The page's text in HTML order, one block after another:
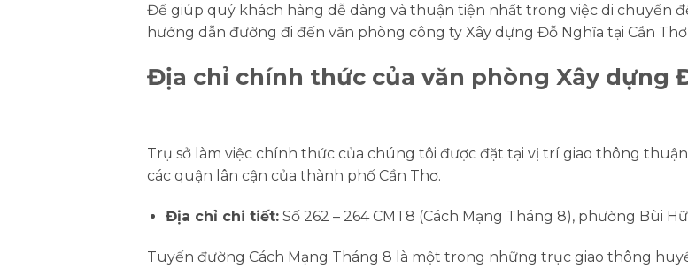
Để giúp quý khách hàng dễ dàng và thuận tiện nhất trong việc di chuyển
hướng dẫn đường đi đến văn phòng công ty Xây dựng Đỗ Nghĩa tại Cần
Địa chỉ chính thức của văn phòng Xây dựng
Trụ sở làm việc chính thức của chúng tôi được đặt tại vị trí giao thông
các quận lân cận của thành phố Cần Thơ.
Địa chỉ chi tiết:Số 262 – 264 CMT8 (Cách Mạng Tháng 8), phường Bùi
Tuyến đường Cách Mạng Tháng 8 là một trong những trục giao thông